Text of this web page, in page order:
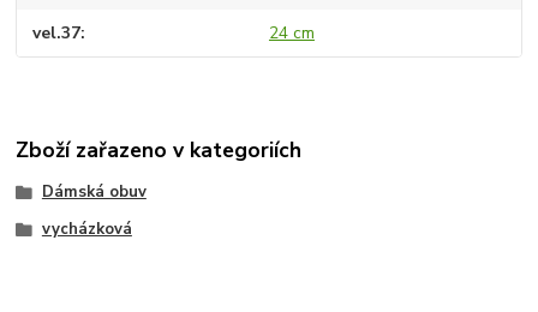
vel.37 24 cm
Zboží zařazeno v kategoriích
Dámská obuv
vycházková